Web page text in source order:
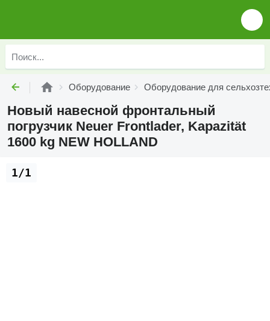
Оборудование Оборудование для
Новый навесной фронтальный
погрузчик Neuer Frontlader, Kapazität
1600 kg NEW HOLLAND
1/1